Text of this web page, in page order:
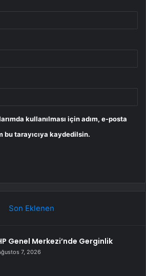
kullanılması için adım, e-posta
bu tarayıcıya kaydedilsin.
Son Eklenen
Genel Merkezi’nde Gerginlik
7, 2026